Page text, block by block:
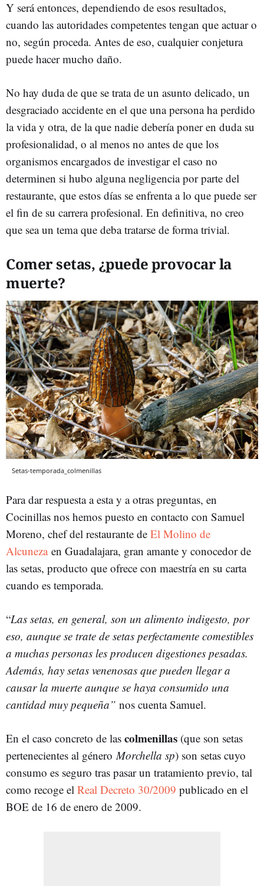
Y será entonces, dependiendo de esos resultados,
cuando las autoridades competentes tengan que actuar o
no, según proceda. Antes de eso, cualquier conjetura
puede hacer mucho daño.
No hay duda de que se trata de un asunto delicado, un
desgraciado accidente en el que una persona ha perdido
la vida y otra, de la que nadie debería poner en duda su
profesionalidad, o al menos no antes de que los
organismos encargados de investigar el caso no
determinen si hubo alguna negligencia por parte del
restaurante, que estos días se enfrenta a lo que puede ser
el fin de su carrera profesional. En definitiva, no creo
que sea un tema que deba tratarse de forma trivial.
Comer setas, ¿puede provocar la
muerte?
Setas-temporada_colmenillas
Para dar respuesta a esta y a otras preguntas, en
Cocinillas nos hemos puesto en contacto con Samuel
Moreno, chef del restaurante de El Molino de
Alcunezaen Guadalajara, gran amante y conocedor de
las setas, producto que ofrece con maestría en su carta
cuando es temporada.
“Las setas, en general, son un alimento indigesto, por
eso, aunque se trate de setas perfectamente comestibles
a muchas personas les producen digestiones pesadas.
Además, hay setas venenosas que pueden llegar a
causar la muerte aunque se haya consumido una
cantidad muy pequeña” nos cuenta Samuel.
En el caso concreto de las colmenillas (que son setas
pertenecientes al género Morchella sp) son setas cuyo
consumo es seguro tras pasar un tratamiento previo, tal
como recoge el Real Decreto 30/2009 publicado en el
BOE de 16 de enero de 2009.